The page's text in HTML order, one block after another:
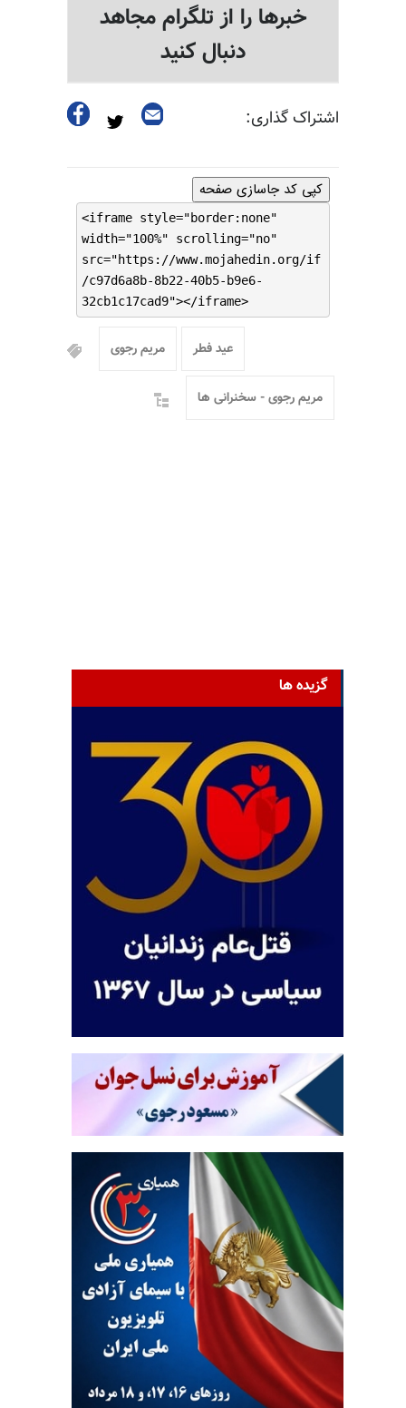
خبرها را از تلگرام مجاهد
دنبال کنید
اشتراک گذاری:
کپی کد جاسازی صفحه
<iframe style="border:none"
width="100%" scrolling="no"
src="https://www.mojahedin.org/if
/c97d6a8b-8b22-40b5-b9e6-
32cb1c17cad9"></iframe>
عید فطر مریم رجوی
مریم رجوی - سخنرانی ها
گزیده ها